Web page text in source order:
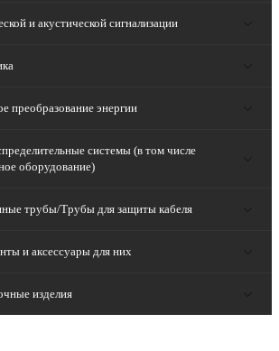
и акустической сигнализации
преобразование энергии
системы (в том числе
оборудование)
трубы/Трубы для защиты кабеля
и аксессуары для них
изделия